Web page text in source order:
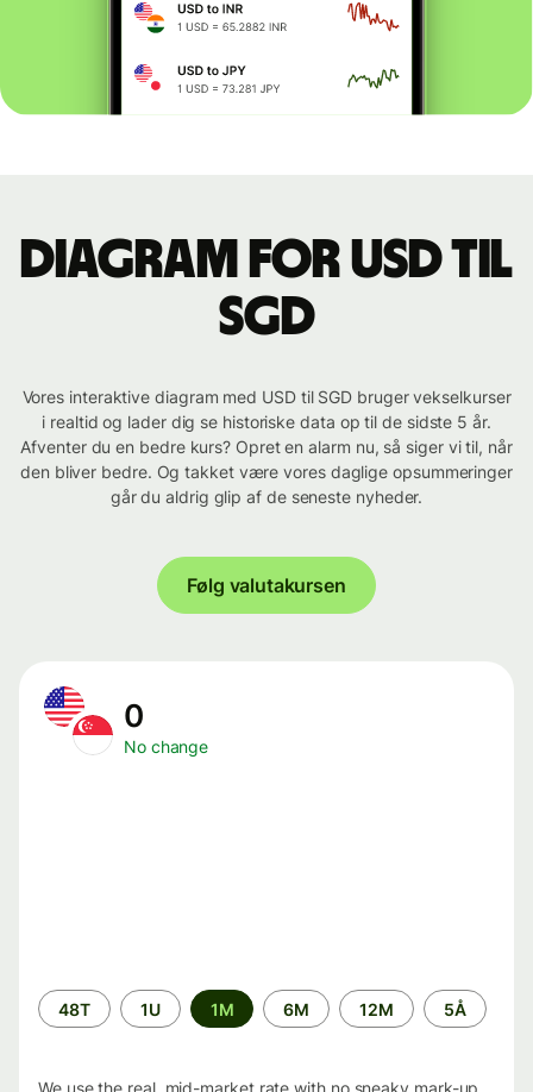
Diagram for USD til
SGD
Vores interaktive diagram med USD til SGD bruger vekselkurser
i realtid og lader dig se historiske data op til de sidste 5 år.
Afventer du en bedre kurs? Opret en alarm nu, så siger vi til, når
den bliver bedre. Og takket være vores daglige opsummeringer
går du aldrig glip af de seneste nyheder.
Følg valutakursen
0
No change
Time
period
48T 1U 1M 6M 12M 5Å